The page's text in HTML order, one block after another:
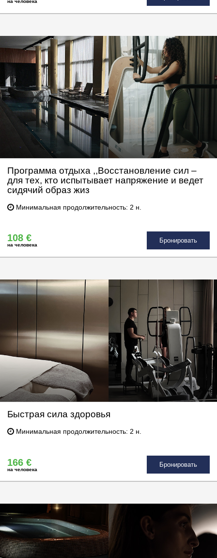
на человека
Программа отдыха ,,Восстановление сил –
для тех, кто испытывает напряжение и ведет
сидячий образ жиз
Минимальная продолжительность: 2 н.
108 €
на человека
Бронировать
Быстрая сила здоровья
Минимальная продолжительность: 2 н.
166 €
на человека
Бронировать